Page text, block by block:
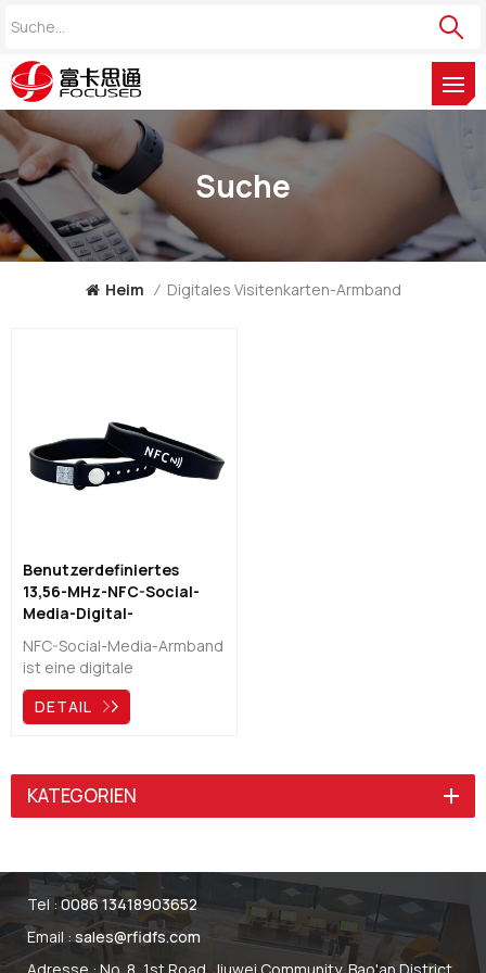
Suche
Heim / Digitales Visitenkarten-Armband
Benutzerdefiniertes
13,56-MHz-NFC-Social-
Media-Digital-
NFC-Social-Media-Armband
ist eine digitale
Visitenkarte, mit der Sie Ihre
Kontaktinformationen wie
Solide, umweltfreundliche
Silikonmaterialien und
einstellbar, um jede Größe
DETAIL
KATEGORIEN
Tel :0086 13418903652
Email :sales@rfidfs.com